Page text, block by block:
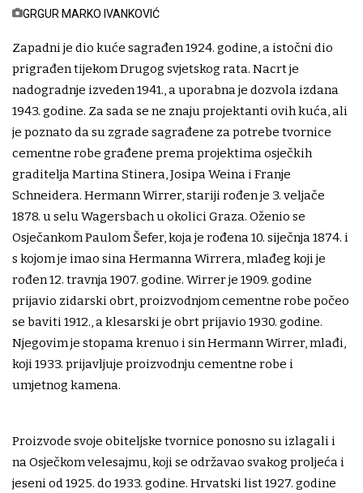
GRGUR MARKO IVANKOVIĆ
Zapadni je dio kuće sagrađen 1924. godine, a istočni dio
prigrađen tijekom Drugog svjetskog rata. Nacrt je
nadogradnje izveden 1941., a uporabna je dozvola izdana
1943. godine. Za sada se ne znaju projektanti ovih kuća, ali
je poznato da su zgrade sagrađene za potrebe tvornice
cementne robe građene prema projektima osječkih
graditelja Martina Stinera, Josipa Weina i Franje
Schneidera. Hermann Wirrer, stariji rođen je 3. veljače
1878. u selu Wagersbach u okolici Graza. Oženio se
Osječankom Paulom Šefer, koja je rođena 10. siječnja 1874. i
s kojom je imao sina Hermanna Wirrera, mlađeg koji je
rođen 12. travnja 1907. godine. Wirrer je 1909. godine
prijavio zidarski obrt, proizvodnjom cementne robe počeo
se baviti 1912., a klesarski je obrt prijavio 1930. godine.
Njegovim je stopama krenuo i sin Hermann Wirrer, mlađi,
koji 1933. prijavljuje proizvodnju cementne robe i
umjetnog kamena.
Proizvode svoje obiteljske tvornice ponosno su izlagali i
na Osječkom velesajmu, koji se održavao svakog proljeća i
jeseni od 1925. do 1933. godine. Hrvatski list 1927. godine